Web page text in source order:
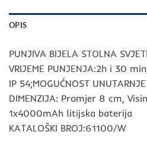
OPIS
PUNJIVA BIJELA STOLNA
VRIJEME PUNJENJA:2h i 30
IP 54;MOGUĆNOST
DIMENZIJA: Promjer 8 cm,
1x4000mAh litijska baterija
KATALOŠKI BROJ:61100/W